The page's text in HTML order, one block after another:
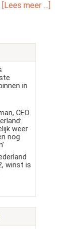
[Lees meer …]
in
CEO
weer
nog
winst is